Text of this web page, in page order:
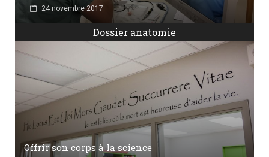
24 novembre 2017
Dossier anatomie
Offrir son corps à la science